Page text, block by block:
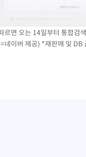
르면 오는 14일부터 통합검
이버 제공) *재판매 및 DB